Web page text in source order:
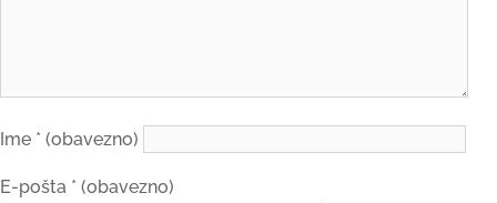
Ime * (obavezno)
E-pošta * (obavezno)